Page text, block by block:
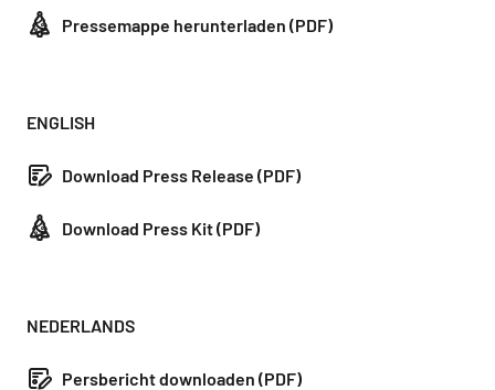
Pressemappe herunterladen (PDF)
ENGLISH
Download Press Release (PDF)
Download Press Kit (PDF)
NEDERLANDS
Persbericht downloaden (PDF)